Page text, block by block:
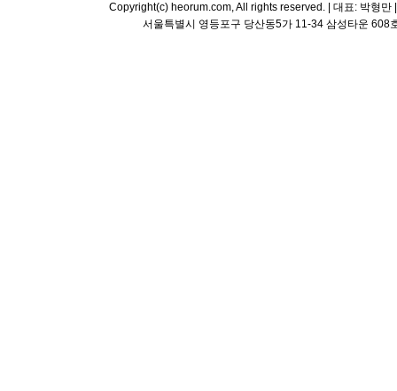
Copyright(c) heorum.com, All rights reserved. | 대표: 박형
서울특별시 영등포구 당산동5가 11-34 삼성타운